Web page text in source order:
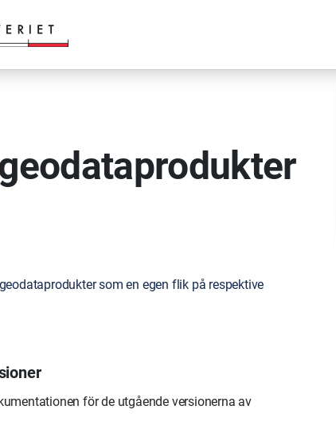
som en egen flik på respektive
för de utgående versionerna av